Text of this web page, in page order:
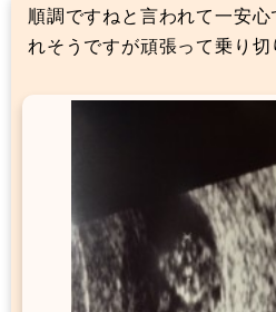
順調ですねと言われて一安
れそうですが頑張って乗り切